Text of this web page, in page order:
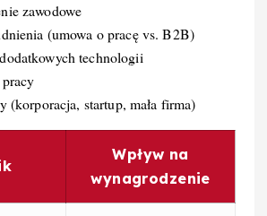
zawodowe
(umowa o pracę vs. B2B)
technologii
(korporacja, startup, mała firma)
Wpływ na
wynagrodzenie